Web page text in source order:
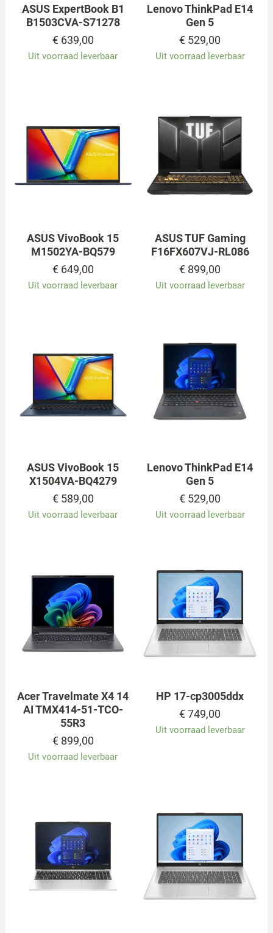
ASUS ExpertBook B1
B1503CVA-S71278
€639,00
Uit voorraad leverbaar
Lenovo ThinkPad E14
Gen 5
€ 529,00
Uit voorraad leverbaar
ASUS VivoBook 15
M1502YA-BQ579
€649,00
Uit voorraad leverbaar
ASUS TUF Gaming
F16FX607VJ-RL086
€ 899,00
Uit voorraad leverbaar
ASUS VivoBook 15
X1504VA-BQ4279
€589,00
Uit voorraad leverbaar
Lenovo ThinkPad E14
Gen 5
€ 529,00
Uit voorraad leverbaar
Acer Travelmate X4 14
AI TMX414-51-TCO-
55R3
€899,00
Uit voorraad leverbaar
HP 17-cp3005ddx
€749,00
Uit voorraad leverbaar